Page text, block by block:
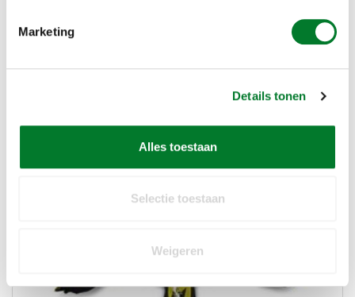
Marketing
Details tonen
Alles toestaan
Selectie toestaan
Weigeren
Eagle Eye Spiegelpiramides